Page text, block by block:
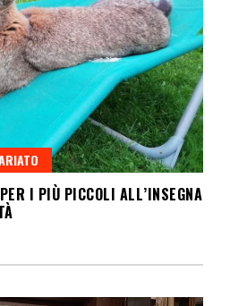
I PIÙ PICCOLI ALL’INSEGNA